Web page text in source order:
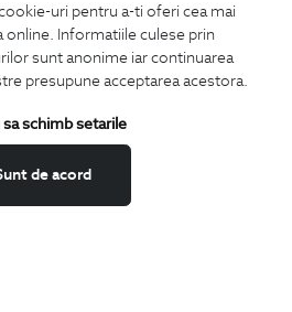
uri pentru a-ti oferi cea mai
online. Informatiile culese prin
sunt anonime iar continuarea
presupune acceptarea acestora.
de acord
sa schimb setarile
CONCIERGE
si conditii
datelor